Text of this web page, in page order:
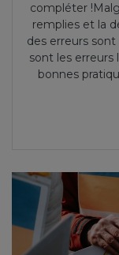
compléter
remplies et la
des erreurs
sont les erreurs
bonnes